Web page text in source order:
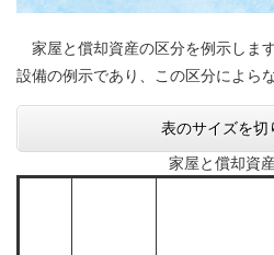
家屋と償却資産の区分を例示しま
設備の例示であり、この区分によら
表のサイズを切
家屋と償却資